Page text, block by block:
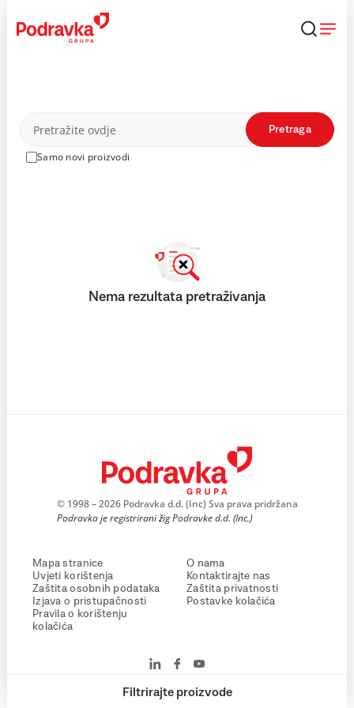
content
Proizvodi
Samo novi proizvodi
Pretraga
Filtrirajte proizvode
Nema rezultata pretraživanja
© 1998 – 2026 Podravka d.d. (Inc) Sva prava pridržana
Podravka je registrirani žig Podravke d.d. (Inc.)
Mapa stranice
Uvjeti korištenja
Zaštita osobnih podataka
Izjava o pristupačnosti
Pravila o korištenju
kolačića
O nama
Kontaktirajte nas
Zaštita privatnosti
Postavke kolačića